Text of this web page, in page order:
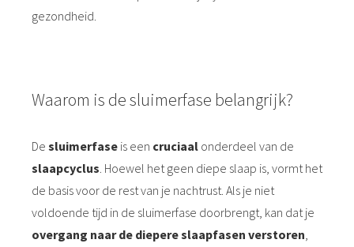
gezondheid.
Waarom is de sluimerfase belangrijk?
De sluimerfase is een cruciaal onderdeel van de
slaapcyclus . Hoewel het geen diepe slaap is, vormt het
de basis voor de rest van je nachtrust. Als je niet
voldoende tijd in de sluimerfase doorbrengt, kan dat je
overgang naar de diepere slaapfasen verstoren